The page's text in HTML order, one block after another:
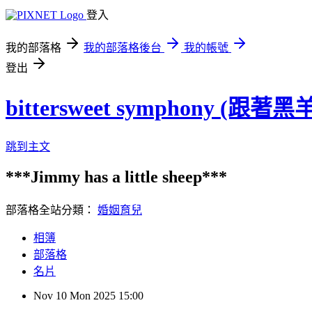
登入
我的部落格 我的部落格後台
我的帳號
登出
bittersweet symphony (跟著黑
跳到主文
***Jimmy has a little sheep***
部落格全站分類： 婚姻育兒
相簿
部落格
名片
Nov 10 Mon 2025 15:00